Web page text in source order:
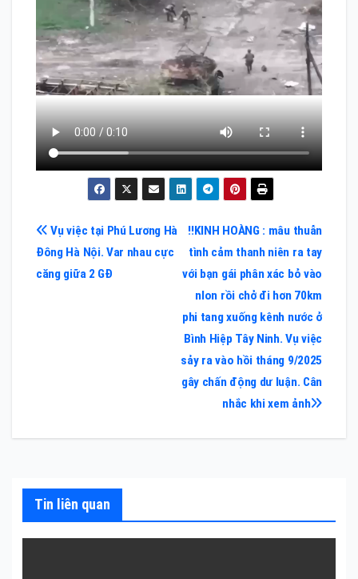
Điều
hướng
‼️KINH HOÀNG : mâu thuẫn
tình cảm thanh niên ra tay
với bạn gái phân xác bỏ vào
nlon rồi chở đi hơn 70km
phi tang xuống kênh nước ở
Bình Hiệp Tây Ninh. Vụ việc
sảy ra vào hồi tháng 9/2025
gây chấn động dư luận. Cân
nhắc khi xem ảnh
Vụ việc tại Phú Lương Hà
Đông Hà Nội. Var nhau cực
căng giữa 2 GĐ
Tin liên quan